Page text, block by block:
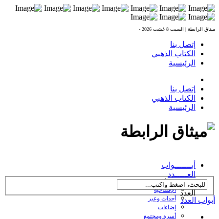
ميثاق الرابطة | السبت 8 غشت 2026 -
إتصل بنا
الكتاب الذهبي
الرئيسية
إتصل بنا
الكتاب الذهبي
الرئيسية
أبـــــــواب
العـــــدد
← تصفح أبواب
العدد الإفتتاحية
أحداث وعبر
إضاءات
أسرة ومجتمع
أبواب العدد